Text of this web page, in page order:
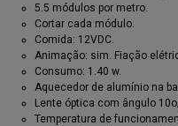
5.5 módulos por metro.
Cortar cada módulo.
Comida: 12VDC.
Animação: sim. Fiação
Consumo: 1.40 w.
Aquecedor de alumínio na
Lente óptica com ângulo
Temperatura de